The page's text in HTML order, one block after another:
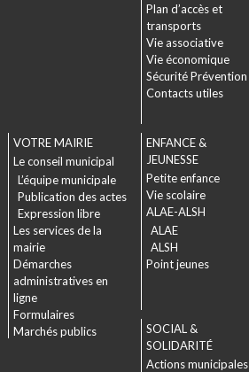
Plan d’accès et
transports
Vie associative
Vie économique
Sécurité Prévention
Contacts utiles
VOTRE MAIRIE
Le conseil municipal
L’équipe municipale
Publication des actes
Expression libre
Les services de la
mairie
Démarches
administratives en
ligne
Formulaires
Marchés publics
ENFANCE &
JEUNESSE
Petite enfance
Vie scolaire
ALAE-ALSH
ALAE
ALSH
Point jeunes
SOCIAL &
SOLIDARITÉ
Actions municipales